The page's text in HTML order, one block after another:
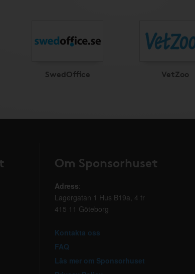
SwedOffice VetZoo
Om Sponsorhuset
Adress:
Lagergatan 1 Hus B19a, 4 tr
415 11 Göteborg
Kontakta oss
FAQ
Läs mer om Sponsorhuset